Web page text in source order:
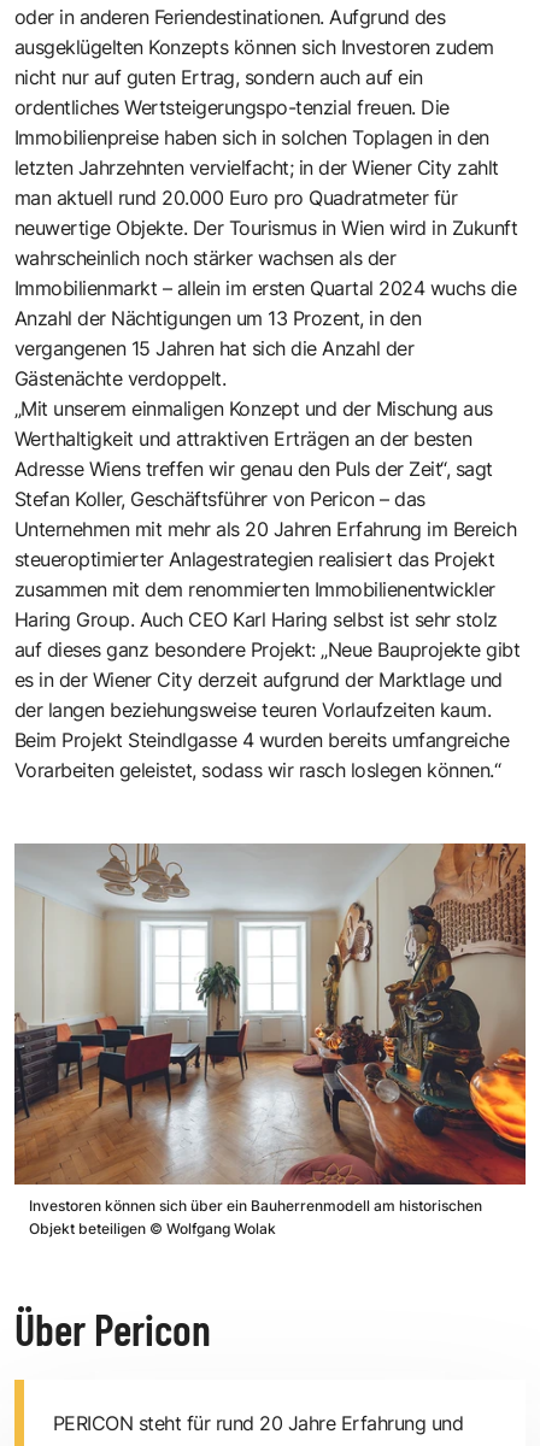
oder in anderen Feriendestinationen. Aufgrund des
ausgeklügelten Konzepts können sich Investoren zudem
nicht nur auf guten Ertrag, sondern auch auf ein
ordentliches Wertsteigerungspo-tenzial freuen. Die
Immobilienpreise haben sich in solchen Toplagen in den
letzten Jahrzehnten vervielfacht; in der Wiener City zahlt
man aktuell rund 20.000 Euro pro Quadratmeter für
neuwertige Objekte. Der Tourismus in Wien wird in Zukunft
wahrscheinlich noch stärker wachsen als der
Immobilienmarkt – allein im ersten Quartal 2024 wuchs die
Anzahl der Nächtigungen um 13 Prozent, in den
vergangenen 15 Jahren hat sich die Anzahl der
Gästenächte verdoppelt.
„Mit unserem einmaligen Konzept und der Mischung aus
Werthaltigkeit und attraktiven Erträgen an der besten
Adresse Wiens treffen wir genau den Puls der Zeit“, sagt
Stefan Koller, Geschäftsführer von Pericon – das
Unternehmen mit mehr als 20 Jahren Erfahrung im Bereich
steueroptimierter Anlagestrategien realisiert das Projekt
zusammen mit dem renommierten Immobilienentwickler
Haring Group. Auch CEO Karl Haring selbst ist sehr stolz
auf dieses ganz besondere Projekt: „Neue Bauprojekte gibt
es in der Wiener City derzeit aufgrund der Marktlage und
der langen beziehungsweise teuren Vorlaufzeiten kaum.
Beim Projekt Steindlgasse 4 wurden bereits umfangreiche
Vorarbeiten geleistet, sodass wir rasch loslegen können.“
Investoren können sich über ein Bauherrenmodell am historischen
Objekt beteiligen © Wolfgang Wolak
Über Pericon
PERICON steht für rund 20 Jahre Erfahrung und